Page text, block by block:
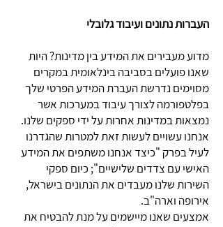
העברות נתונים ועיבוד גלובלי
מדוע מעבירים את המידע בין מדינות? היות
שאנו פועלים בסביבה בינלאומית במקרים
מסוימים נדרשת העברת המידע הפרטי שלך
בפלטפורמה לצורך עיבוד במערכות אשר
נמצאות במדינות אחרות על ידי ספקים שלנו.
אנחנו עשויים לעשות זאת למטרות שהגדרנו
לעיל בפרק "כיצד אנחנו משתפים את המידע
האישי עם צדדים שלישיים"; כיום ספקי
השירות שלנו מעבדים את הנתונים בישראל,
אירופה וארה"ב.
אמצעים שאנו מיישמים על מנת להבטיח את